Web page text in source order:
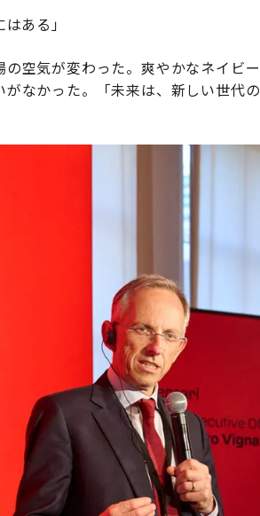
ある」
空気が変わった。爽やかなネイビ
なかった。「未来は、新しい世代